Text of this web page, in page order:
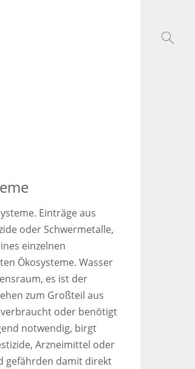
Einträge aus
oder Schwermetalle,
einzelnen
Ökosysteme. Wasser
es ist der
zum Großteil aus
oder benötigt
notwendig, birgt
Arzneimittel oder
gefährden damit direkt